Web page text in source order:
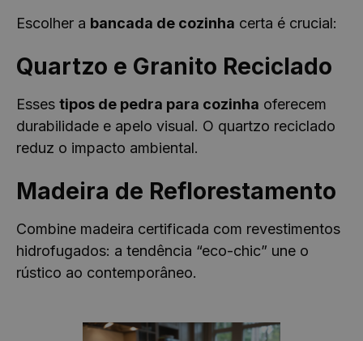
Escolher a bancada de cozinha certa é crucial:
Quartzo e Granito Reciclado
Esses tipos de pedra para cozinha oferecem
durabilidade e apelo visual. O quartzo reciclado
reduz o impacto ambiental.
Madeira de Reflorestamento
Combine madeira certificada com revestimentos
hidrofugados: a tendência “eco-chic” une o
rústico ao contemporâneo.